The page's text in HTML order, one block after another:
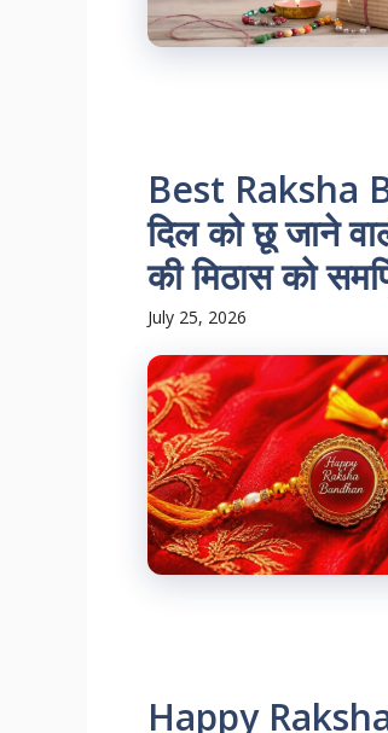
Best Raksha
दिल को छू जाने
की मिठास को
July 25, 2026
Happy Raksha